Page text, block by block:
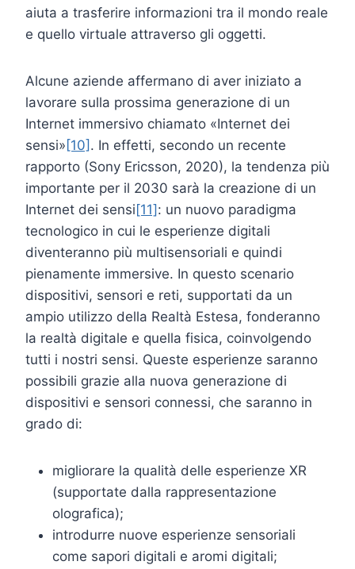
aiuta a trasferire informazioni tra il mondo reale
e quello virtuale attraverso gli oggetti.
Alcune aziende affermano di aver iniziato a
lavorare sulla prossima generazione di un
Internet immersivo chiamato «Internet dei
sensi» [10] . In effetti, secondo un recente
rapporto (Sony Ericsson, 2020), la tendenza più
importante per il 2030 sarà la creazione di un
Internet dei sensi[11]: un nuovo paradigma
tecnologico in cui le esperienze digitali
diventeranno più multisensoriali e quindi
pienamente immersive. In questo scenario
dispositivi, sensori e reti, supportati da un
ampio utilizzo della Realtà Estesa, fonderanno
la realtà digitale e quella fisica, coinvolgendo
tutti i nostri sensi. Queste esperienze saranno
possibili grazie alla nuova generazione di
dispositivi e sensori connessi, che saranno in
grado di:
migliorare la qualità delle esperienze XR
(supportate dalla rappresentazione
olografica);
introdurre nuove esperienze sensoriali
come sapori digitali e aromi digitali;